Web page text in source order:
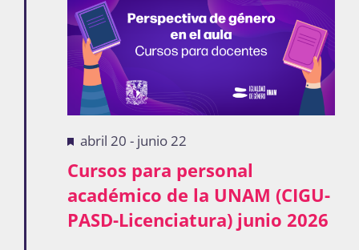
Cursos para personal
académico de la UNAM (CIGU-
PASD-Licenciatura) junio 2026
Destacadas
abril 20 - junio 22